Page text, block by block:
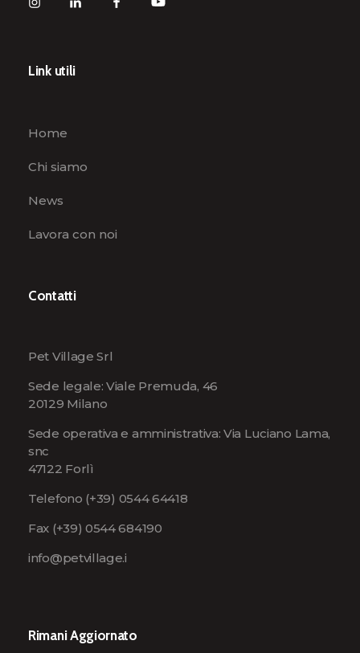
Link utili
Home
Chi siamo
News
Lavora con noi
Contatti
Pet Village Srl
Sede legale: Viale Premuda, 46
20129 Milano
Sede operativa e amministrativa: Via Luciano Lama,
snc
47122 Forlì
Telefono (+39) 0544 64418
Fax (+39) 0544 684190
info@petvillage.i
Rimani Aggiornato